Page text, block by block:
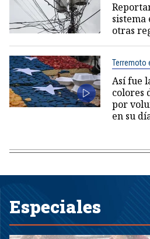
sistema
otras
Terremoto
Así fue
colores
por
en su
Especiales